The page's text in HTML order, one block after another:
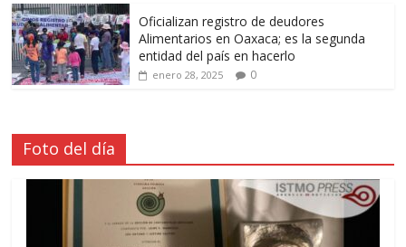
Oficializan registro de deudores
Alimentarios en Oaxaca; es la segunda
entidad del país en hacerlo
enero 28, 2025 0
Foto del día